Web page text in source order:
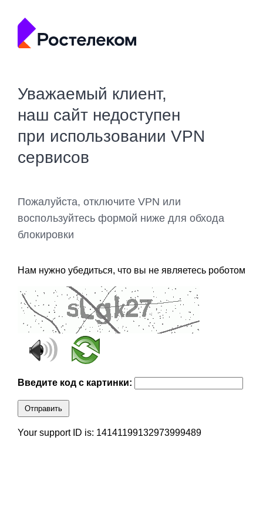
Уважаемый клиент,
наш сайт недоступен
при использовании VPN
сервисов
Пожалуйста, отключите VPN или
воспользуйтесь формой ниже для обхода
блокировки
Нам нужно убедиться, что вы не являетесь роботом
Введите код с картинки:
Отправить
Your support ID is: 14141199132973999489